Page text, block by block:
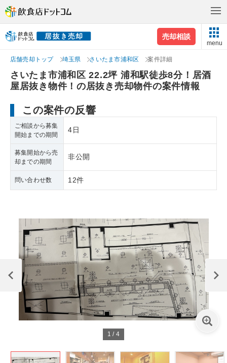
売却相談
menu
店舗売却トップ 埼玉県 さいたま市浦和区 案件詳細
さいたま市浦和区 22.2坪 浦和駅徒歩8分！居酒
屋居抜き物件！の居抜き売却物件の案件情報
この案件の反響
ご相談から募集
開始までの期間
4日
募集開始から売
却までの期間
非公開
問い合わせ数 12件
1 / 4